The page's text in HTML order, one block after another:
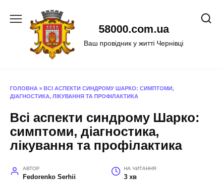
58000.com.ua
Ваш провідник у житті Чернівці
ГОЛОВНА » ВСІ АСПЕКТИ СИНДРОМУ ШАРКО: СИМПТОМИ,
ДІАГНОСТИКА, ЛІКУВАННЯ ТА ПРОФІЛАКТИКА
Всі аспекти синдрому Шарко:
симптоми, діагностика,
лікування та профілактика
АВТОР
Fedorenko Serhii
НА ЧИТАННЯ
3 хв